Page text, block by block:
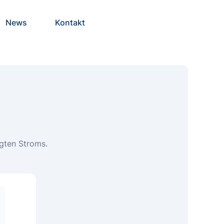
News Kontakt
Stroms.